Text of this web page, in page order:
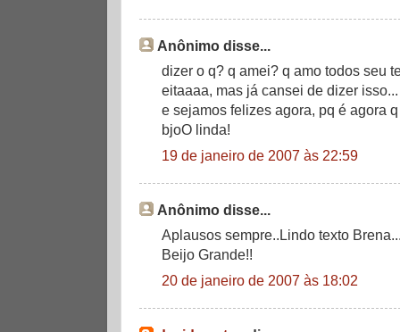
Anônimo disse...
dizer o q? q amei? q amo todos seu
eitaaaa, mas já cansei de dizer isso...
e sejamos felizes agora, pq é agora
bjoO linda!
19 de janeiro de 2007 às 22:59
Anônimo disse...
Aplausos sempre..Lindo texto
Beijo Grande!!
20 de janeiro de 2007 às 18:02